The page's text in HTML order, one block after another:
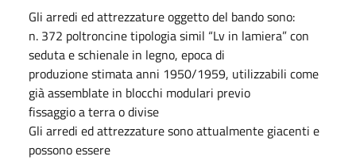
Gli arredi ed attrezzature oggetto del bando sono:
n. 372 poltroncine tipologia simil “Lv in lamiera” con
seduta e schienale in legno, epoca di
produzione stimata anni 1950/1959, utilizzabili come
già assemblate in blocchi modulari previo
fissaggio a terra o divise
Gli arredi ed attrezzature sono attualmente giacenti e
possono essere